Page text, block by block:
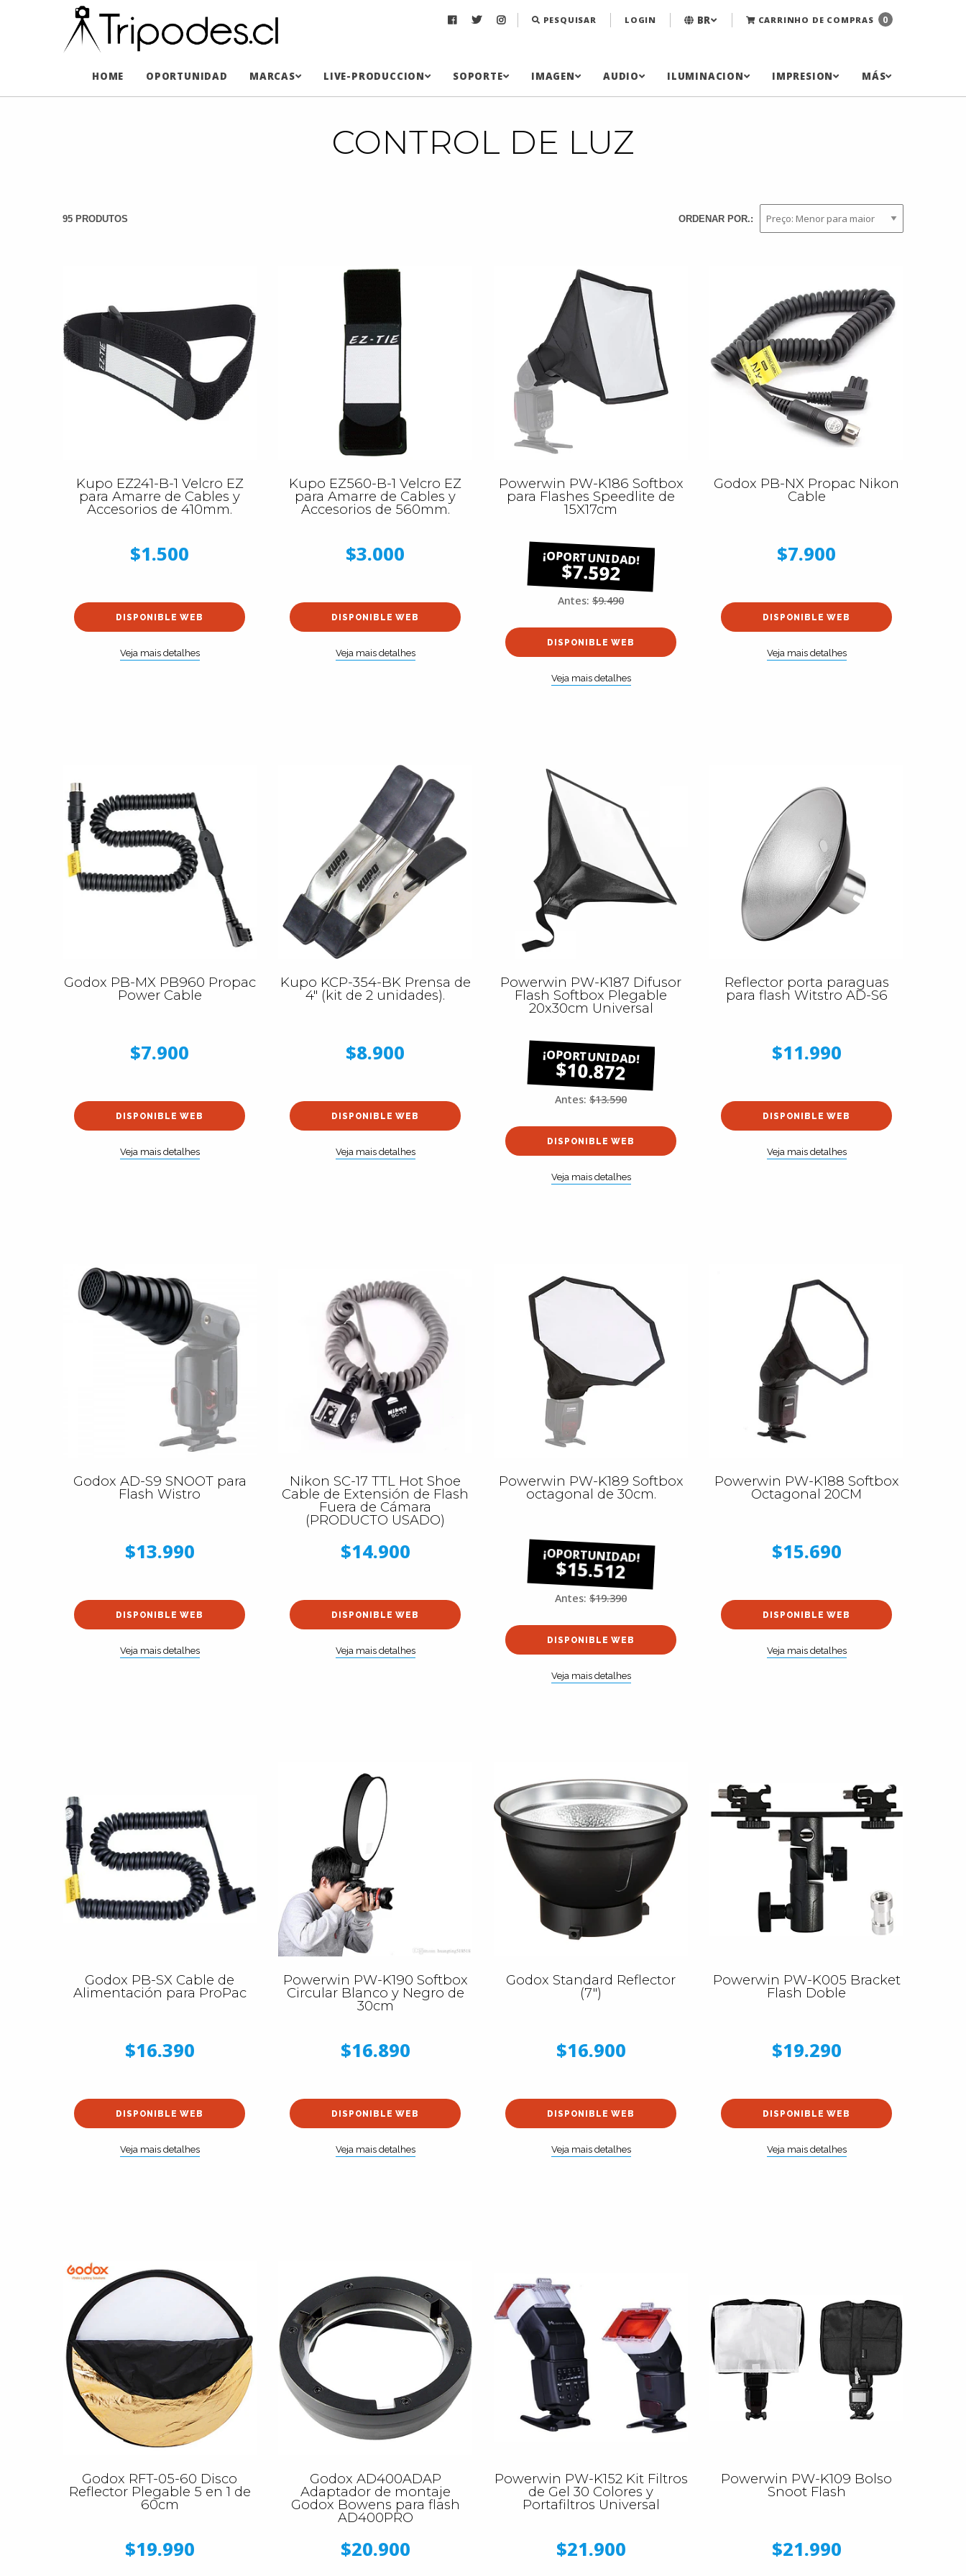
PESQUISAR LOGIN BR CARRINHO DE COMPRAS 0
HOME OPORTUNIDAD MARCAS LIVE-PRODUCCION SOPORTE IMAGEN AUDIO ILUMINACION IMPRESION MÁS
CONTROL DE LUZ
95 PRODUTOS ORDENAR POR.:
Kupo EZ241-B-1 Velcro EZ
para Amarre de Cables y
Accesorios de 410mm.
$1.500
DISPONIBLE WEB
Veja mais detalhes
Kupo EZ560-B-1 Velcro EZ
para Amarre de Cables y
Accesorios de 560mm.
$3.000
DISPONIBLE WEB
Veja mais detalhes
Powerwin PW-K186 Softbox
para Flashes Speedlite de
15X17cm
$7.592
Antes: $9.490
DISPONIBLE WEB
Veja mais detalhes
Godox PB-NX Propac Nikon
Cable
$7.900
DISPONIBLE WEB
Veja mais detalhes
Godox PB-MX PB960 Propac
Power Cable
$7.900
DISPONIBLE WEB
Veja mais detalhes
Kupo KCP-354-BK Prensa de
4" (kit de 2 unidades).
$8.900
DISPONIBLE WEB
Veja mais detalhes
Powerwin PW-K187 Difusor
Flash Softbox Plegable
20x30cm Universal
$10.872
Antes: $13.590
DISPONIBLE WEB
Veja mais detalhes
Reflector porta paraguas
para flash Witstro AD-S6
$11.990
DISPONIBLE WEB
Veja mais detalhes
Godox AD-S9 SNOOT para
Flash Wistro
$13.990
DISPONIBLE WEB
Veja mais detalhes
Nikon SC-17 TTL Hot Shoe
Cable de Extensión de Flash
Fuera de Cámara
(PRODUCTO USADO)
$14.900
DISPONIBLE WEB
Veja mais detalhes
Powerwin PW-K189 Softbox
octagonal de 30cm.
$15.512
Antes: $19.390
DISPONIBLE WEB
Veja mais detalhes
Powerwin PW-K188 Softbox
Octagonal 20CM
$15.690
DISPONIBLE WEB
Veja mais detalhes
Godox PB-SX Cable de
Alimentación para ProPac
$16.390
DISPONIBLE WEB
Veja mais detalhes
Powerwin PW-K190 Softbox
Circular Blanco y Negro de
30cm
$16.890
DISPONIBLE WEB
Veja mais detalhes
Godox Standard Reflector
(7")
$16.900
DISPONIBLE WEB
Veja mais detalhes
Powerwin PW-K005 Bracket
Flash Doble
$19.290
DISPONIBLE WEB
Veja mais detalhes
Godox RFT-05-60 Disco
Reflector Plegable 5 en 1 de
60cm
$19.990
Godox AD400ADAP
Adaptador de montaje
Godox Bowens para flash
AD400PRO
$20.900
Powerwin PW-K152 Kit Filtros
de Gel 30 Colores y
Portafiltros Universal
$21.900
Powerwin PW-K109 Bolso
Snoot Flash
$21.990